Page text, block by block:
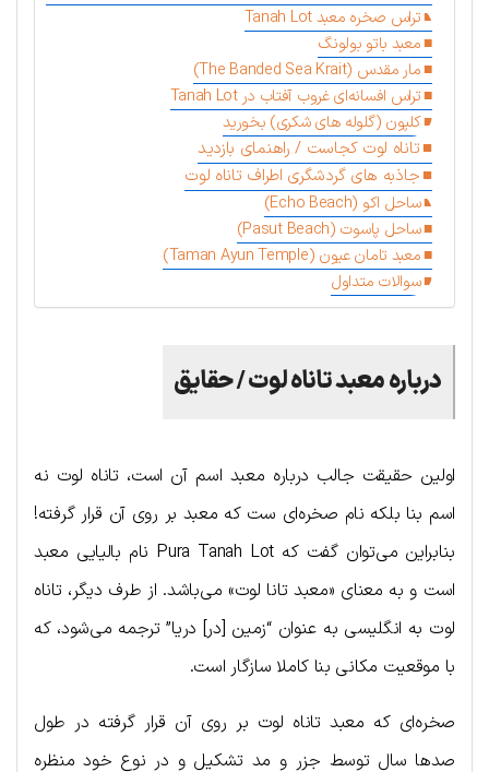
تراس صخره معبد Tanah Lot
معبد باتو بولونگ
مار مقدس (The Banded Sea Krait)
تراس افسانه‌ای غروب آفتاب در Tanah Lot
کلپون (گلوله های شکری) بخورید
تاناه لوت کجاست / راهنمای بازدید
جاذبه های گردشگری اطراف تاناه لوت
ساحل اکو (Echo Beach)
ساحل پاسوت (Pasut Beach)
معبد تامان عیون (Taman Ayun Temple)
سوالات متداول
درباره معبد تاناه لوت / حقایق
اولین حقیقت جالب درباره معبد اسم آن است، تاناه لوت نه
اسم بنا بلکه نام صخره‌ای ست که معبد بر روی آن قرار گرفته!
بنابراین می‌توان گفت که Pura Tanah Lot نام بالیایی معبد
است و به معنای «معبد تانا لوت» می‌باشد. از طرف دیگر، تاناه
لوت به انگلیسی به عنوان “زمین [در] دریا” ترجمه می‌شود، که
با موقعیت مکانی بنا کاملا سازگار است.
صخره‌ای که معبد تاناه لوت بر روی آن قرار گرفته در طول
صدها سال توسط جزر و مد تشکیل و در نوع خود منظره